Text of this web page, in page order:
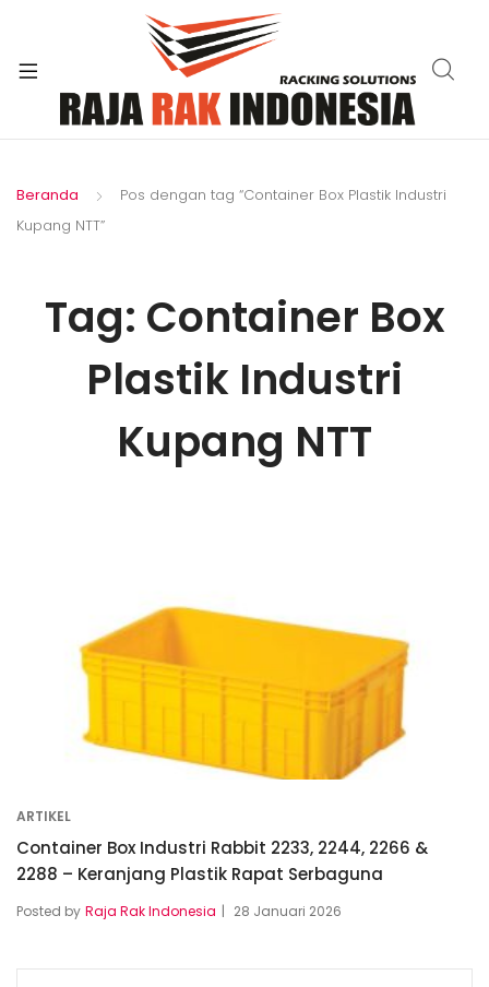
Beranda
Pos dengan tag “Container Box Plastik Industri
Kupang NTT”
Tag: Container Box
Plastik Industri
Kupang NTT
ARTIKEL
Container Box Industri Rabbit 2233, 2244, 2266 &
2288 – Keranjang Plastik Rapat Serbaguna
Posted by Raja Rak Indonesia 28 Januari 2026